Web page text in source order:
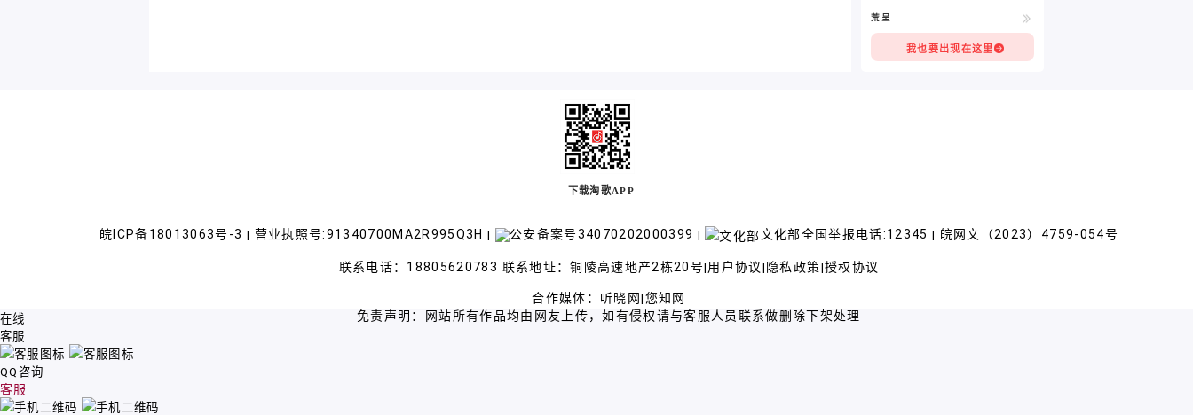
荒呈
我也要出现在这里
下载淘歌APP
皖ICP备18013063号-3 | 营业执照号:91340700MA2R995Q3H | 公安备案号34070202000399 | 文化部全国举报电话:12345 | 皖网文（2023）4759-054号
联系电话：18805620783 联系地址：铜陵高速地产2栋20号| 用户协议 | 隐私政策|授权协议
合作媒体： 听晓网| 您知网
免责声明：网站所有作品均由网友上传，如有侵权请与客服人员联系做删除下架处理
在线
客服
QQ咨询
客服